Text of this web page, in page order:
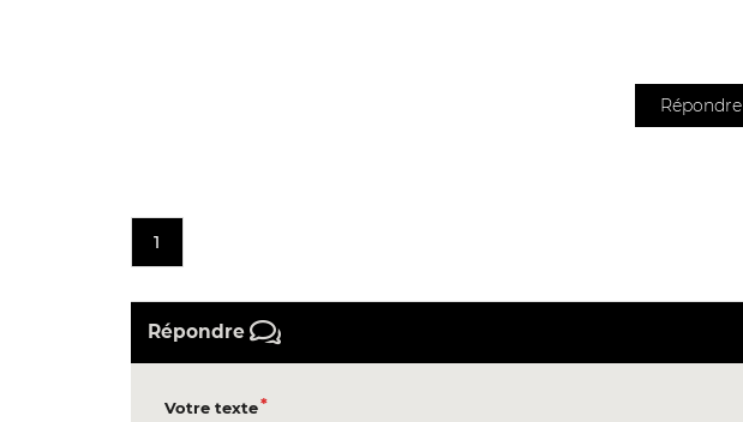
Répondre
1
Répondre
Votre texte